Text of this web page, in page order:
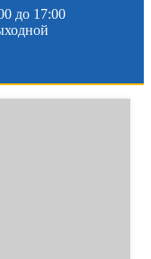
до 17:00